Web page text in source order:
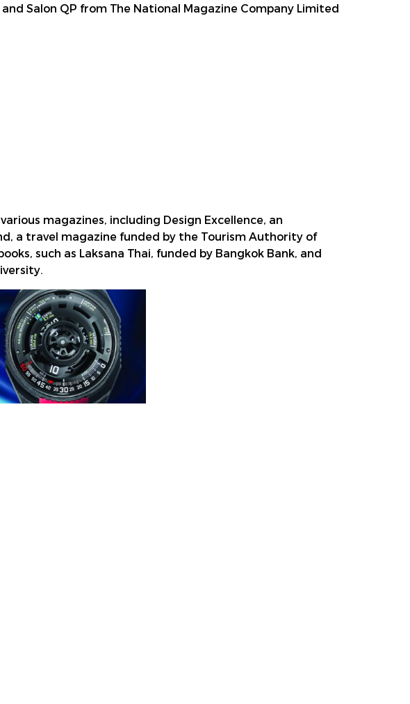
Salon QP from The National Magazine Company Limited
magazines, including Design Excellence, an
a travel magazine funded by the Tourism Authority of
such as Laksana Thai, funded by Bangkok Bank, and